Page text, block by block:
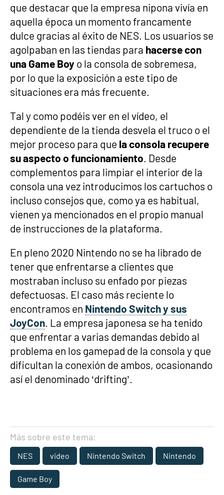
que destacar que la empresa nipona vivía en
aquella época un momento francamente
dulce gracias al éxito de NES. Los usuarios se
agolpaban en las tiendas para hacerse con
una Game Boy o la consola de sobremesa,
por lo que la exposición a este tipo de
situaciones era más frecuente.
Tal y como podéis ver en el vídeo, el
dependiente de la tienda desvela el truco o el
mejor proceso para que la consola recupere
su aspecto o funcionamiento . Desde
complementos para limpiar el interior de la
consola una vez introducimos los cartuchos o
incluso consejos que, como ya es habitual,
vienen ya mencionados en el propio manual
de instrucciones de la plataforma.
En pleno 2020 Nintendo no se ha librado de
tener que enfrentarse a clientes que
mostraban incluso su enfado por piezas
defectuosas. El caso más reciente lo
encontramos en Nintendo Switch y sus
JoyCon . La empresa japonesa se ha tenido
que enfrentar a varias demandas debido al
problema en los gamepad de la consola y que
dificultan la conexión de ambos, ocasionando
así el denominado ‘drifting’.
Más sobre este tema:
NES video Nintendo Switch Nintendo
Game Boy